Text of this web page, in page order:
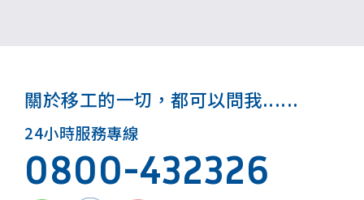
關於移工的一切，都可以問我......
24小時服務專線
0800-432326